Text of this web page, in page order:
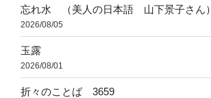
忘れ水 （美人の日本語 山下景子さん）
2026/08/05
玉露
2026/08/01
折々のことば 3659